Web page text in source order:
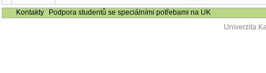
Kontakty
Podpora studentů se speciálními potřebami na UK
Univerzita